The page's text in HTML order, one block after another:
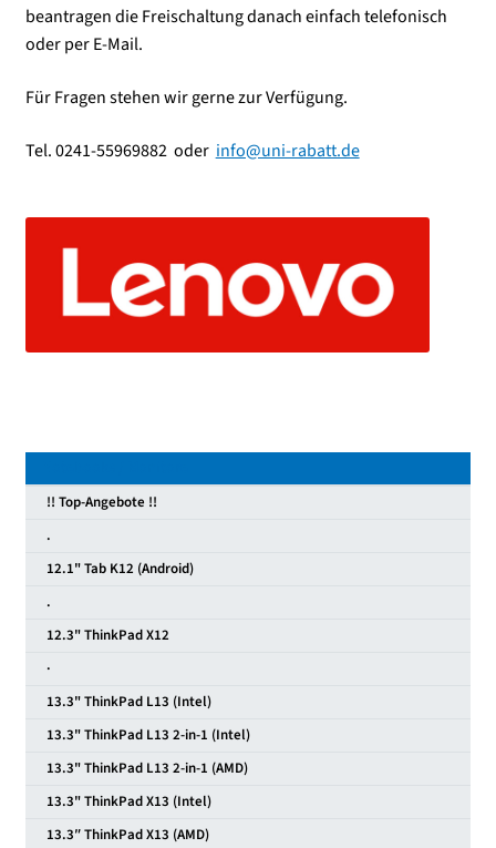
beantragen die Freischaltung danach einfach telefonisch
oder per E-Mail.
Für Fragen stehen wir gerne zur Verfügung.
Tel. 0241-55969882 oder info@uni-rabatt.de
!! Top-Angebote !!
.
12.1" Tab K12 (Android)
.
12.3" ThinkPad X12
·
13.3" ThinkPad L13 (Intel)
13.3" ThinkPad L13 2-in-1 (Intel)
13.3" ThinkPad L13 2-in-1 (AMD)
13.3" ThinkPad X13 (Intel)
13.3″ ThinkPad X13 (AMD)